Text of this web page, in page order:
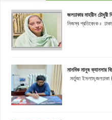
জলঢাকার মাহরীন
নিজস্ব প্রতিবেদক ঃ
মানবিক মানুষ ক্যানসার
মর্তুজা ইসলাম,জলঢাকা